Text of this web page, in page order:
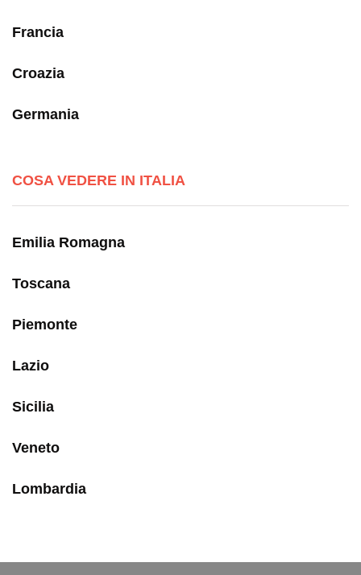
Francia
Croazia
Germania
COSA VEDERE IN ITALIA
Emilia Romagna
Toscana
Piemonte
Lazio
Sicilia
Veneto
Lombardia